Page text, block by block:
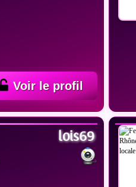
Voir le profil
lois69